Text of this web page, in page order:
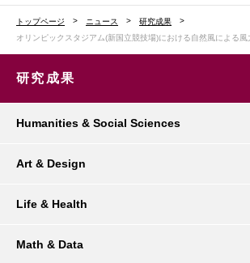
トップページ ニュース
研究成果
オリンピックスタジアム(新国立競技場)における自然風による
研究成果
Humanities & Social Sciences
Art & Design
Life & Health
Math & Data